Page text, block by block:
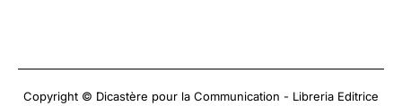
Copyright © Dicastère pour la Communication - Libreria Editrice